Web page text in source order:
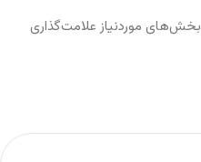
بخش‌های موردنیاز علامت‌گذاری